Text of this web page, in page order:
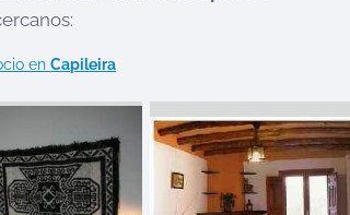
enCapileira